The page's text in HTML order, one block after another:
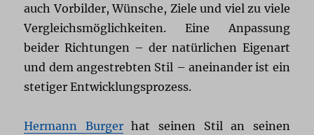
auch Vorbilder, Wünsche, Ziele und viel zu viele
Vergleichsmöglichkeiten. Eine Anpassung
beider Richtungen – der natürlichen Eigenart
und dem angestrebten Stil – aneinander ist ein
stetiger Entwicklungsprozess.
Hermann Burgerhat seinen Stil an seinen